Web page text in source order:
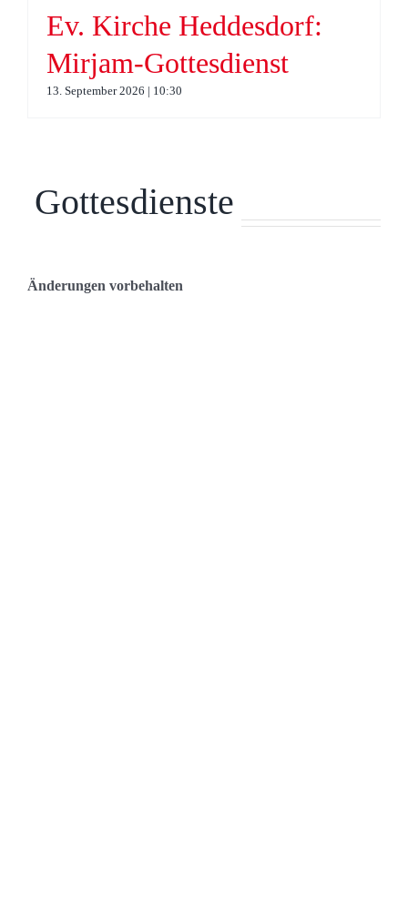
Ev. Kirche Heddesdorf:
Mirjam-Gottesdienst
13. September 2026 | 10:30
Gottesdienste
Änderungen vorbehalten